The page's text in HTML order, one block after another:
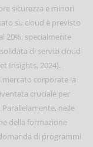
sicurezza e minori
su cloud è previsto
20%, specialmente
di servizi cloud
Insights, 2024).
mercato corporate la
cruciale per
nelle
della formazione
di programmi